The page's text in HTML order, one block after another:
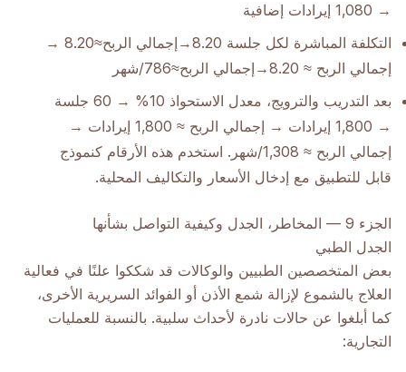
→ 1,080 إيرادات إضافية
التكلفة المباشرة لكل جلسة 8.20→إجمالي الربح≈8.20 →
إجمالي الربح ≈ 8.20→إجمالي الربح≈786/شهر
بعد التدريب والترويج، معدل الاستحواذ 10% → 60 جلسة
→ 1,800 إيرادات → إجمالي الربح ≈ 1,800 إيرادات →
إجمالي الربح ≈ 1,308/شهر. استخدم هذه الأرقام كنموذج
قابل للتطبيق مع إدخال الأسعار والتكاليف المحلية.
الجزء 9 — المخاطر، الجدل وكيفية التواصل بشأنها
الجدل الطبي
بعض المتخصصين الطبيين والوكالات قد شككوا علنًا في فعالية
العلاج بالشموع لإزالة شمع الأذن أو الفوائد السريرية الأخرى،
كما أبلغوا عن حالات نادرة لأحداث سلبية. بالنسبة للعمليات
التجارية: